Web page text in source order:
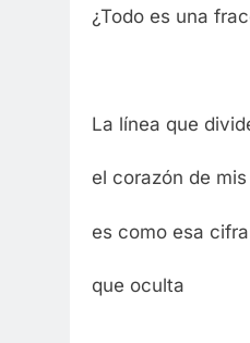
¿Todo es una
La línea que
el corazón de
es como esa
que oculta